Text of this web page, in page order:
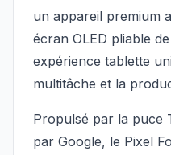
un appareil premium
écran OLED pliable
expérience tablette
multitâche et la
Propulsé par la puce
par Google, le Pixel